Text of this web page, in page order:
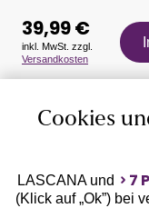
39,99 €
inkl. MwSt. zzgl.
Versandkosten
Cookies
LASCANA und 7
(Klick auf „Ok”) bei